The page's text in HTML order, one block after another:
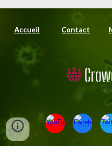
Accueil Contact